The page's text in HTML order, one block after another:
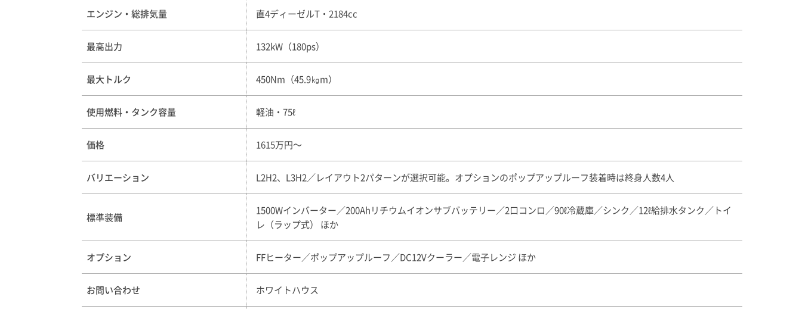
エンジン・総排気量 直4ディーゼルT・2184cc
最高出力 132kW（180ps）
最大トルク 450Nm（45.9㎏m）
使用燃料・タンク容量 軽油・75ℓ
価格 1615万円〜
バリエーション L2H2、L3H2／レイアウト2パターンが選択可能。オプションのポップアップルーフ装着時は終身人数4人
標準装備
1500Wインバーター／200Ahリチウムイオンサブバッテリー／2口コンロ／90ℓ冷蔵庫／シンク／12ℓ給排水タンク／トイ
レ（ラップ式） ほか
オプション FFヒーター／ポップアップルーフ／DC12Vクーラー／電子レンジ ほか
お問い合わせ ホワイトハウス